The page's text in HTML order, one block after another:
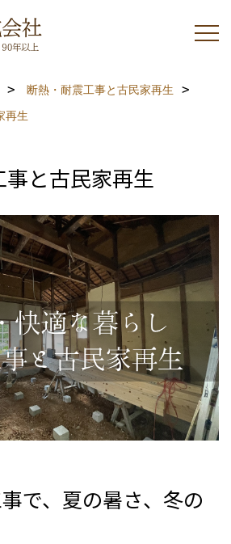
断熱・耐震工事と古民家再生
再生
と古民家再生
で、夏の暑さ、冬の